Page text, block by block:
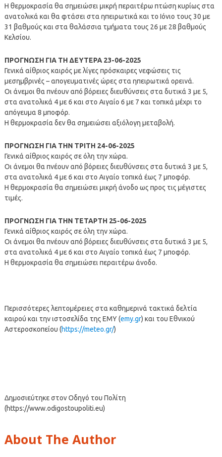
Η θερμοκρασία θα σημειώσει μικρή περαιτέρω πτώση κυρίως στα
ανατολικά και θα φτάσει στα ηπειρωτικά και το Ιόνιο τους 30 με
31 βαθμούς και στα θαλάσσια τμήματα τους 26 με 28 βαθμούς
Κελσίου.
ΠΡΟΓΝΩΣΗ ΓΙΑ ΤΗ ΔΕΥΤΕΡΑ 23-06-2025
Γενικά αίθριος καιρός με λίγες πρόσκαιρες νεφώσεις τις
μεσημβρινές – απογευματινές ώρες στα ηπειρωτικά ορεινά.
Οι άνεμοι θα πνέουν από βόρειες διευθύνσεις στα δυτικά 3 με 5,
στα ανατολικά 4 με 6 και στο Αιγαίο 6 με 7 και τοπικά μέχρι το
απόγευμα 8 μποφόρ.
Η θερμοκρασία δεν θα σημειώσει αξιόλογη μεταβολή.
ΠΡΟΓΝΩΣΗ ΓΙΑ ΤΗΝ ΤΡΙΤΗ 24-06-2025
Γενικά αίθριος καιρός σε όλη την χώρα.
Οι άνεμοι θα πνέουν από βόρειες διευθύνσεις στα δυτικά 3 με 5,
στα ανατολικά 4 με 6 και στο Αιγαίο τοπικά έως 7 μποφόρ.
Η θερμοκρασία θα σημειώσει μικρή άνοδο ως προς τις μέγιστες
τιμές.
ΠΡΟΓΝΩΣΗ ΓΙΑ ΤΗΝ ΤΕΤΑΡΤΗ 25-06-2025
Γενικά αίθριος καιρός σε όλη την χώρα.
Οι άνεμοι θα πνέουν από βόρειες διευθύνσεις στα δυτικά 3 με 5,
στα ανατολικά 4 με 6 και στο Αιγαίο τοπικά έως 7 μποφόρ.
Η θερμοκρασία θα σημειώσει περαιτέρω άνοδο.
Περισσότερες λεπτομέρειες στα καθημερινά τακτικά δελτία
καιρού και την ιστοσελίδα της ΕΜΥ (emy.gr) και του Εθνικού
Αστεροσκοπείου (https://meteo.gr/)
Δημοσιεύτηκε στον Οδηγό του Πολίτη
(https://www.odigostoupoliti.eu)
About The Author